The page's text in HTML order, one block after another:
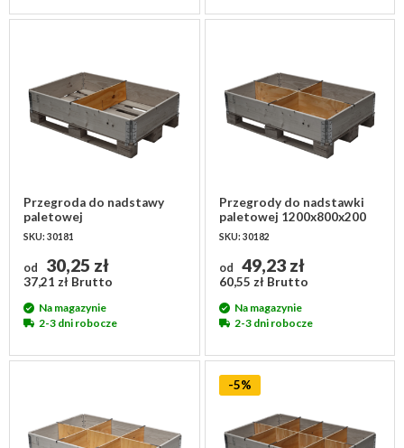
Przegroda do nadstawy
paletowej
1200x800x200mm - 2
SKU: 30181
od 30,25 zł
37,21 zł Brutto
Na magazynie
2-3 dni robocze
Przegrody do nadstawki
paletowej 1200x800x200
mm - 4 przedziały
SKU: 30182
od 49,23 zł
60,55 zł Brutto
Na magazynie
2-3 dni robocze
-5%